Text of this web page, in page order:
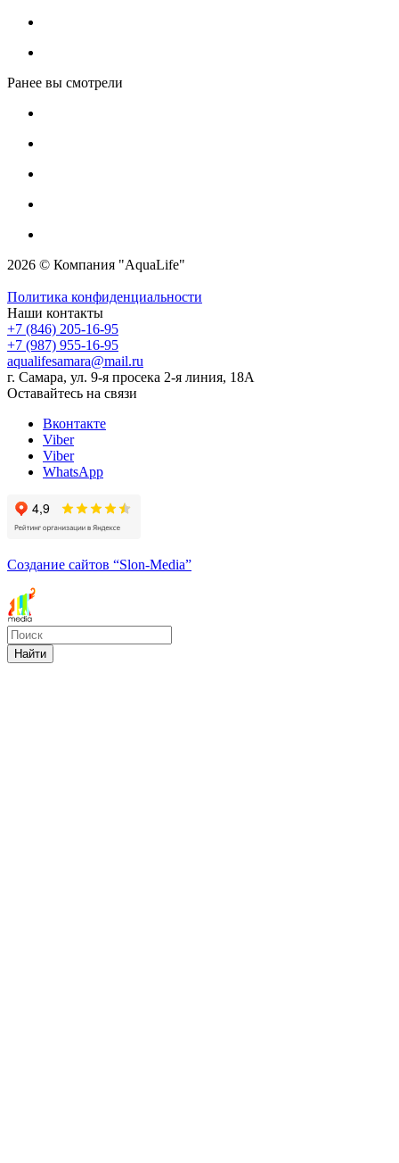
Ранее вы смотрели
2026 © Компания "AquaLife"
Политика конфиденциальности
Наши контакты
+7 (846) 205-16-95
+7 (987) 955-16-95
aqualifesamara@mail.ru
г. Самара, ул. 9-я просека 2-я линия, 18А
Оставайтесь на связи
Вконтакте
Viber
Viber
WhatsApp
Создание сайтов “Slon-Media”
Найти